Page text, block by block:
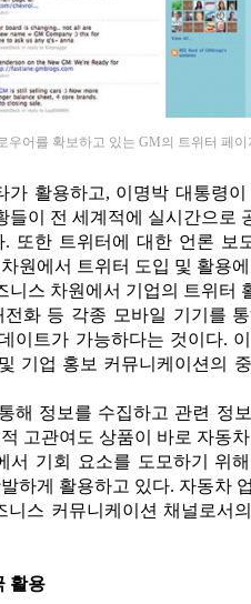
우어를 확보하고 있는 GM의 트위터 페
가 활용하고, 이명박 대통령
들이 전 세계적에 실시간으로
. 또한 트위터에 대한 언론 보
원에서 트위터 도입 및 활용
니스 차원에서 기업의 트위터
화 등 각종 모바일 기기를
이트가 가능하다는 것이다.
기업 홍보 커뮤니케이션의
해 정보를 수집하고 관련 정
고관여도 상품이 바로 자동
서 기회 요소를 도모하기 위
하게 활용하고 있다. 자동차
니스 커뮤니케이션 채널로서
활용